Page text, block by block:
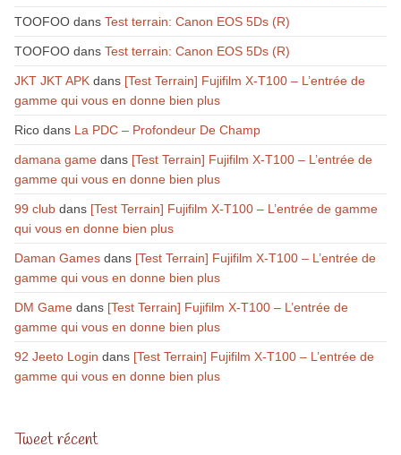
TOOFOOdans Test terrain: Canon EOS 5Ds (R)
TOOFOOdans Test terrain: Canon EOS 5Ds (R)
JKT JKT APKdans [Test Terrain] Fujifilm X-T100 – L’entrée de
gamme qui vous en donne bien plus
Ricodans La PDC – Profondeur De Champ
damana gamedans [Test Terrain] Fujifilm X-T100 – L’entrée de
gamme qui vous en donne bien plus
99 clubdans [Test Terrain] Fujifilm X-T100 – L’entrée de gamme
qui vous en donne bien plus
Daman Gamesdans [Test Terrain] Fujifilm X-T100 – L’entrée de
gamme qui vous en donne bien plus
DM Gamedans [Test Terrain] Fujifilm X-T100 – L’entrée de
gamme qui vous en donne bien plus
92 Jeeto Login dans [Test Terrain] Fujifilm X-T100 – L’entrée de
gamme qui vous en donne bien plus
Tweet récent